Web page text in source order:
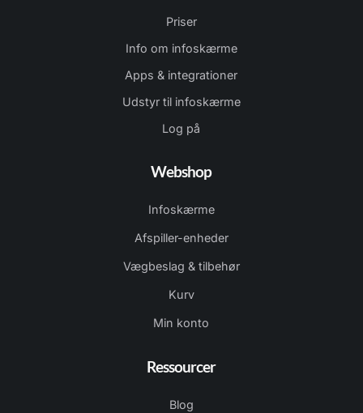
Priser
Info om infoskærme
Apps & integrationer
Udstyr til infoskærme
Log på
Webshop
Infoskærme
Afspiller-enheder
Vægbeslag & tilbehør
Kurv
Min konto
Ressourcer
Blog